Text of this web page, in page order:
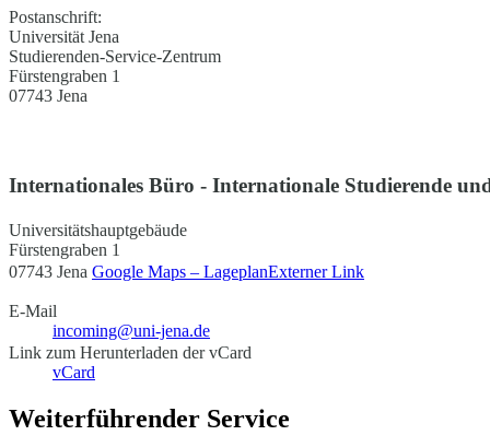
Postanschrift:
Universität Jena
Studierenden-Service-Zentrum
Fürstengraben 1
07743 Jena
Internationales Büro - Internationale Studierende
Universitätshauptgebäude
Fürstengraben 1
07743 Jena Google Maps – LageplanExterner Link
E-Mail
incoming@uni-jena.de
Link zum Herunterladen der vCard
vCard
Weiterführender Service